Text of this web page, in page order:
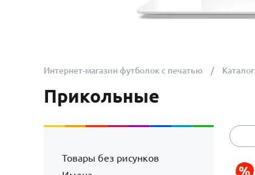
Интернет-магазин футболок с печатью Каталог
Прикольные
Товары без рисунков